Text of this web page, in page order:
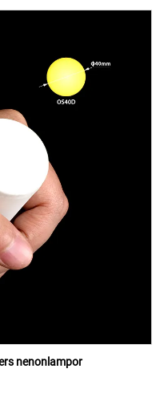
nenonlampor